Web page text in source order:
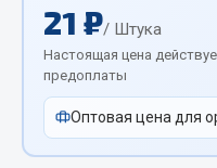
Автокаталоги
Аксессуары
Аптечки и знаки
Брызговики
Вентиляторы кабины
21 ₽/ Штука
Настоящая цена
предоплаты
Оптовая цена для